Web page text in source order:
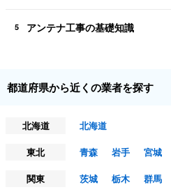
5 アンテナ工事の基礎知識
都道府県から近くの業者を探す
北海道
北海道
東北
青森 岩手 宮城
関東
茨城 栃木 群馬